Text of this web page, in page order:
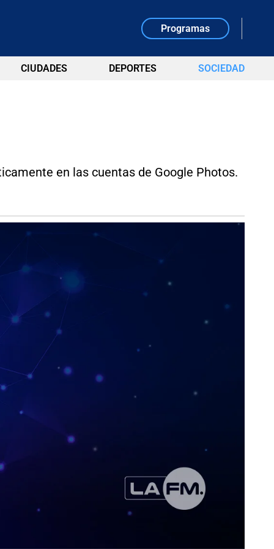
Programas
CIUDADES DEPORTES SOCIEDAD
en las cuentas de Google Photos.